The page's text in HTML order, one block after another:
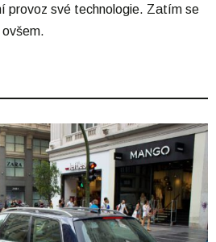
provoz své technologie. Zatím se